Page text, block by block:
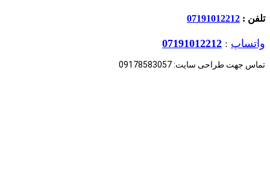
تلفن : 07191012212
واتساپ :
07191012212
تماس جهت طراحی سایت: 09178583057